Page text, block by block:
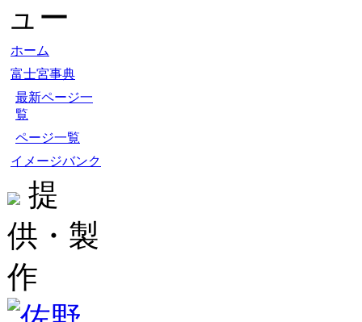
ュー
ホーム
富士宮事典
最新ページ一
覧
ページ一覧
イメージバンク
提
供・製
作